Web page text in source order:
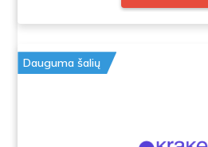
Dauguma šalių